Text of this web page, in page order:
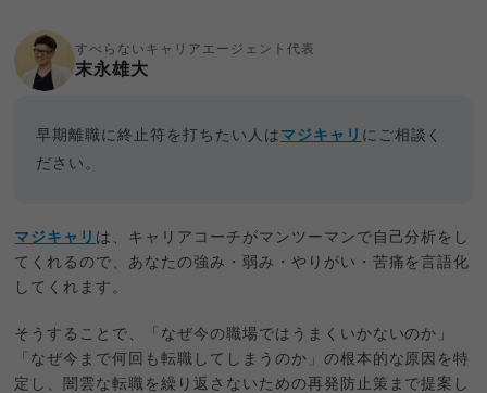
すべらないキャリアエージェント代表
末永雄大
早期離職に終止符を打ちたい人は マジキャリ にご相談く
ださい。
マジキャリ は、キャリアコーチがマンツーマンで自己分析をし
てくれるので、あなたの強み・弱み・やりがい・苦痛を言語化
してくれます。
そうすることで、「なぜ今の職場ではうまくいかないのか」
「なぜ今まで何回も転職してしまうのか」の根本的な原因を特
定し、闇雲な転職を繰り返さないための再発防止策まで提案し